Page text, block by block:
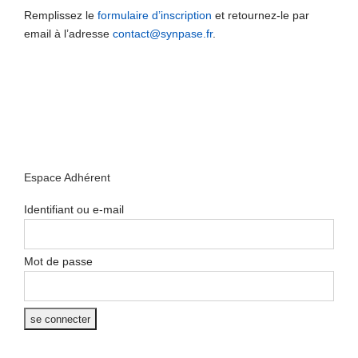
Remplissez le formulaire d’inscription et retournez-le par
email à l’adresse contact@synpase.fr.
Espace Adhérent
Identifiant ou e-mail
Mot de passe